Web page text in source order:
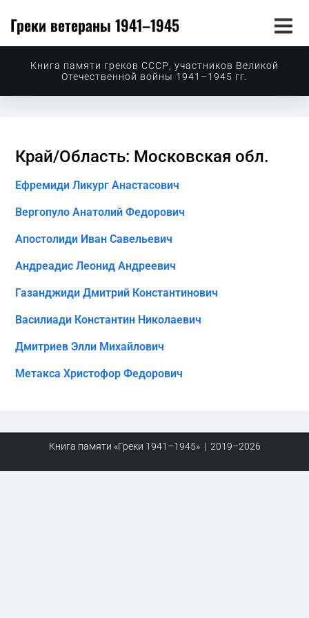
Греки ветераны 1941–1945
Книга памяти греков СССР, участников Великой
Отечественной войны 1941–1945 гг.
Край/Область: Московская обл.
Ефремиди Ликург Анастасович
Вергопуло Анатолий Федорович
Апостолиди Иван Савельевич
Андреадис Леонид Андреевич
Газанджиди Дмитрий Константинович
Василиади Константин Николаевич
Дмитриев Элли Михайлович
Метакса Христофор Федорович
Книга памяти «Греки 1941–1945» | 2019–2026